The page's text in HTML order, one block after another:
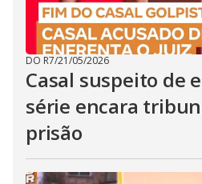
DO R7/21/05/2026
Casal suspeito de
série encara
prisão